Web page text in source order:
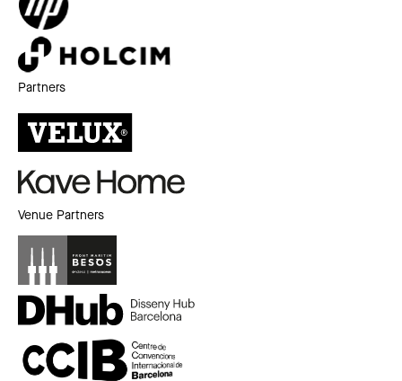
Partners
Venue Partners